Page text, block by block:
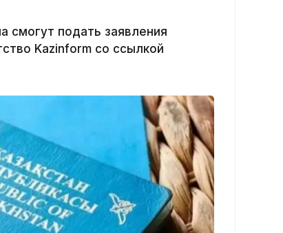
смогут подать заявления
Kazinform со ссылкой